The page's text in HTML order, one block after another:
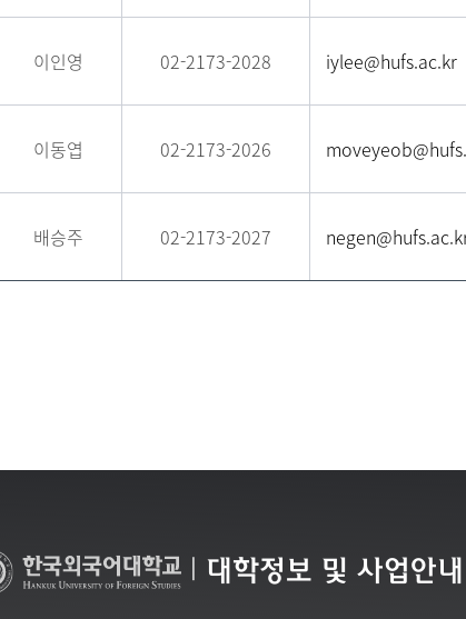
이인영 02-2173-2028 iylee@hufs.ac.kr
이동엽 02-2173-2026
배승주 02-2173-2027
| 대학정보 및 사업안내